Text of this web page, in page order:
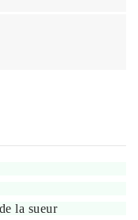
la sueur